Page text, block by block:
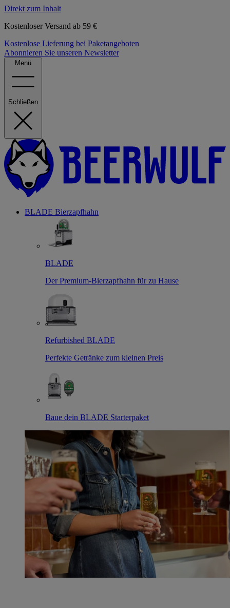
Direkt zum Inhalt
Kostenloser Versand ab 59 €
Kostenlose Lieferung bei Paketangeboten
Abonnieren Sie unseren Newsletter
Menü
Schließen
BLADE Bierzapfhahn
BLADE
Der Premium-Bierzapfhahn für zu Hause
Refurbished BLADE
Perfekte Getränke zum kleinen Preis
Baue dein BLADE Starterpaket